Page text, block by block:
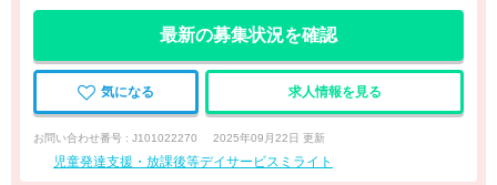
最新の募集状況を確認
気になる 求人情報を見る
お問い合わせ番号 : J101022270 2025年09月22日 更新
児童発達支援・放課後等デイサービスミライト